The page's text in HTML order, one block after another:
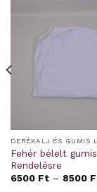
Fehér bélelt
Rendelésre
6500 Ft– 8500